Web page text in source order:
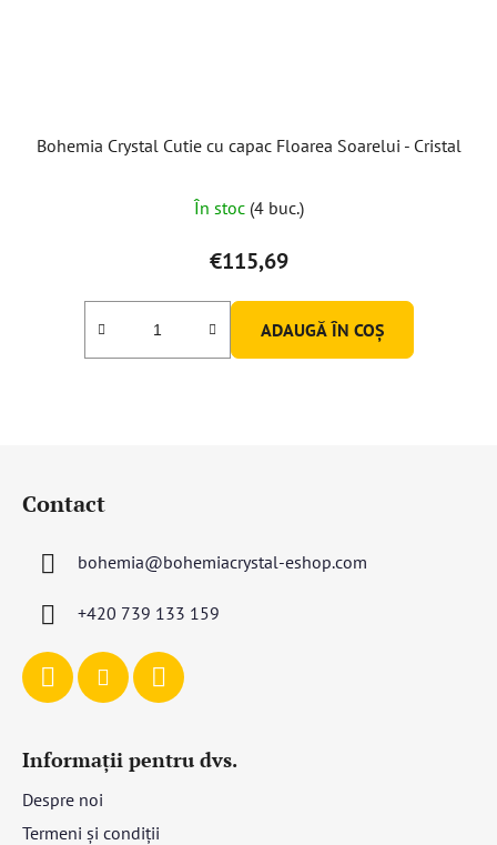
Bohemia Crystal Cutie cu capac Floarea Soarelui - Cristal
În stoc (4 buc.)
€115,69
ADAUGĂ ÎN COŞ
Contact
bohemia@bohemiacrystal-eshop.com
+420 739 133 159
Informații pentru dvs.
Despre noi
Termeni și condiții